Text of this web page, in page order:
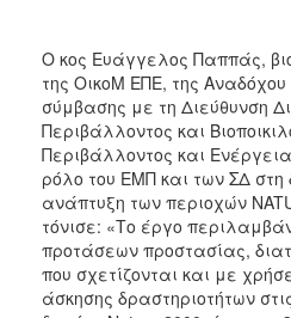
Ο κος Ευάγγελος Παππάς,
της ΟικοΜ ΕΠΕ, της
σύμβασης με τη Διεύθυνση
Περιβάλλοντος και
Περιβάλλοντος και
ρόλο του ΕΜΠ και των ΣΔ στη
ανάπτυξη των περιοχών
τόνισε: «Το έργο
προτάσεων προστασίας,
που σχετίζονται και με
άσκησης δραστηριοτήτων